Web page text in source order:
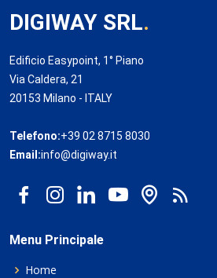
DIGIWAY SRL.
Edificio Easypoint, 1° Piano
Via Caldera, 21
20153 Milano - ITALY
Telefono:+39 02 8715 8030
Email:info@digiway.it
Menu Principale
Home